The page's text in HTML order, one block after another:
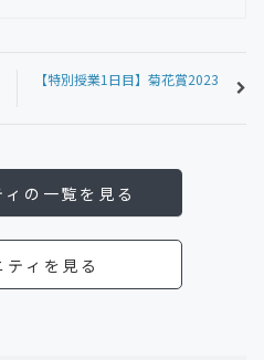
【特別授業1日目】菊花賞2023
の一覧を見る
ティを見る